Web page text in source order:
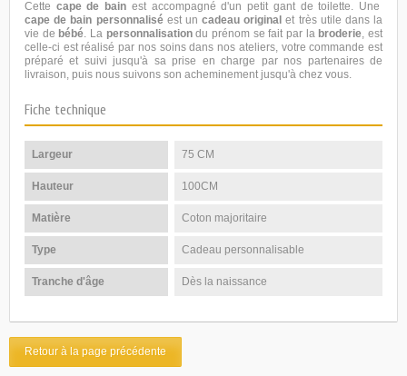
Cette cape de bain est accompagné d'un petit gant de toilette. Une
cape de bain personnaliséest un cadeau original et très utile dans la
vie de bébé . La personnalisationdu prénom se fait par la broderie , est
celle-ci est réalisé par nos soins dans nos ateliers, votre commande est
préparé et suivi jusqu'à sa prise en charge par nos partenaires de
livraison, puis nous suivons son acheminement jusqu'à chez vous.
Fiche technique
Largeur 75 CM
Hauteur 100CM
Matière Coton majoritaire
Type Cadeau personnalisable
Tranche d'âge Dès la naissance
Retour à la page précédente